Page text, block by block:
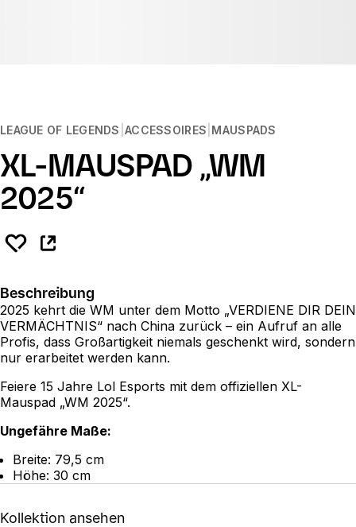
LEAGUE OF LEGENDS ACCESSOIRES MAUSPADS
XL-MAUSPAD „WM
2025“
Beschreibung
2025 kehrt die WM unter dem Motto „VERDIENE DIR DEIN
VERMÄCHTNIS“ nach China zurück – ein Aufruf an alle
Profis, dass Großartigkeit niemals geschenkt wird, sondern
nur erarbeitet werden kann.
Feiere 15 Jahre Lol Esports mit dem offiziellen XL-
Mauspad „WM 2025“.
Ungefähre Maße:
Breite: 79,5 cm
Höhe: 30 cm
Kollektion ansehen